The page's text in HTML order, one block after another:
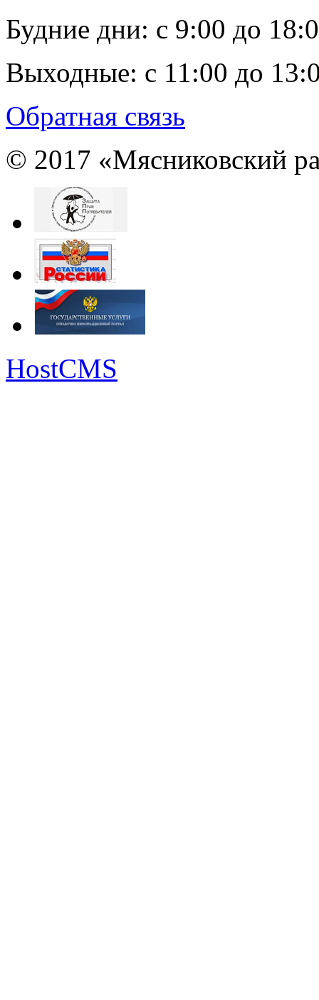
Будние дни: c 9:00 до
Выходные: с 11:00 до
Обратная связь
© 2017 «Мясниковский
HostCMS